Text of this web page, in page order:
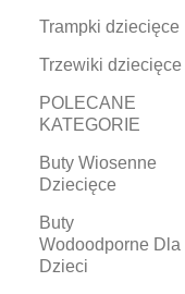
Trampki dziecięce
Trzewiki dziecięce
POLECANE
KATEGORIE
Buty Wiosenne
Dziecięce
Buty
Wodoodporne Dla
Dzieci